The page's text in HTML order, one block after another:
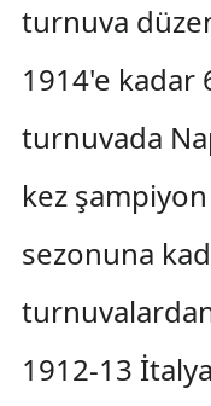
turnuva
1914'e kadar
turnuvada
kez
sezonuna
1912-13